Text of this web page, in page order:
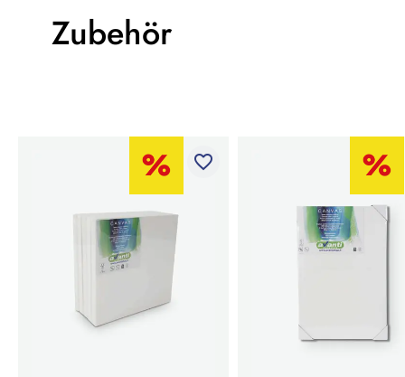
Zubehör
favorite_border